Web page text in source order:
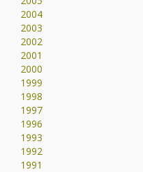
2004
2003
2002
2001
2000
1999
1998
1997
1996
1993
1992
1991